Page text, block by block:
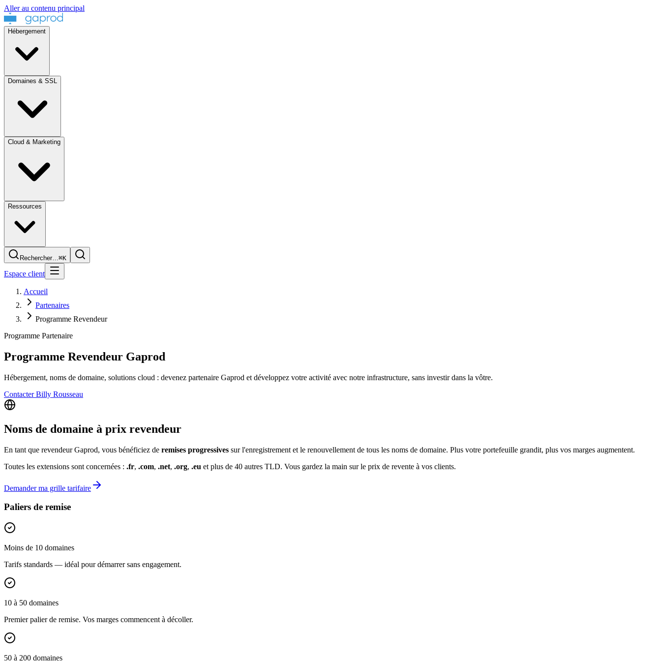
Aller au contenu principal
Hébergement
Domaines & SSL
Cloud & Marketing
Ressources
Rechercher…⌘K
Espace client
Accueil
Partenaires
Programme Revendeur
Programme Partenaire
Programme Revendeur Gaprod
Hébergement, noms de domaine, solutions cloud : devenez partenaire Gaprod et développez votre activité avec notre infrastructure, sans investir dans la vôtre.
Contacter Billy Rousseau
Noms de domaine à prix revendeur
En tant que revendeur Gaprod, vous bénéficiez de remises progressives sur l'enregistrement et le renouvellement de tous les noms de domaine. Plus votre portefeuille grandit, plus vos marges augmentent.
Toutes les extensions sont concernées : .fr, .com, .net, .org, .eu et plus de 40 autres TLD. Vous gardez la main sur le prix de revente à vos clients.
Demander ma grille tarifaire
Paliers de remise
Moins de 10 domaines
Tarifs standards — idéal pour démarrer sans engagement.
10 à 50 domaines
Premier palier de remise. Vos marges commencent à décoller.
50 à 200 domaines